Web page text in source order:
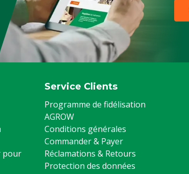
pour
Service Clients
Programme de fidélisation
AGROW
Conditions générales
Commander & Payer
Réclamations & Retours
Protection des données